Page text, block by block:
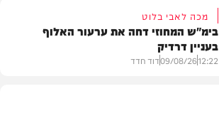
מכה לאבי בלוט
בימ"ש המחוזי דחה את ערעור האלוף
בעניין דרדיק
12:22
09/08/26דוד חדד